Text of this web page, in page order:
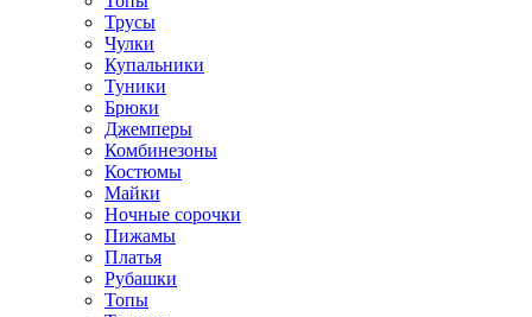
Трусы
Чулки
Купальники
Туники
Брюки
Джемперы
Комбинезоны
Костюмы
Майки
Ночные сорочки
Пижамы
Платья
Рубашки
Топы